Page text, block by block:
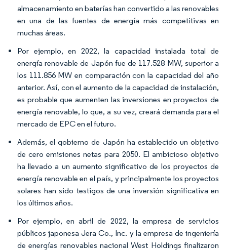
almacenamiento en baterías han convertido a las renovables
en una de las fuentes de energía más competitivas en
muchas áreas.
Por ejemplo, en 2022, la capacidad instalada total de
energía renovable de Japón fue de 117.528 MW, superior a
los 111.856 MW en comparación con la capacidad del año
anterior. Así, con el aumento de la capacidad de instalación,
es probable que aumenten las inversiones en proyectos de
energía renovable, lo que, a su vez, creará demanda para el
mercado de EPC en el futuro.
Además, el gobierno de Japón ha establecido un objetivo
de cero emisiones netas para 2050. El ambicioso objetivo
ha llevado a un aumento significativo de los proyectos de
energía renovable en el país, y principalmente los proyectos
solares han sido testigos de una inversión significativa en
los últimos años.
Por ejemplo, en abril de 2022, la empresa de servicios
públicos japonesa Jera Co., Inc. y la empresa de ingeniería
de energías renovables nacional West Holdings finalizaron